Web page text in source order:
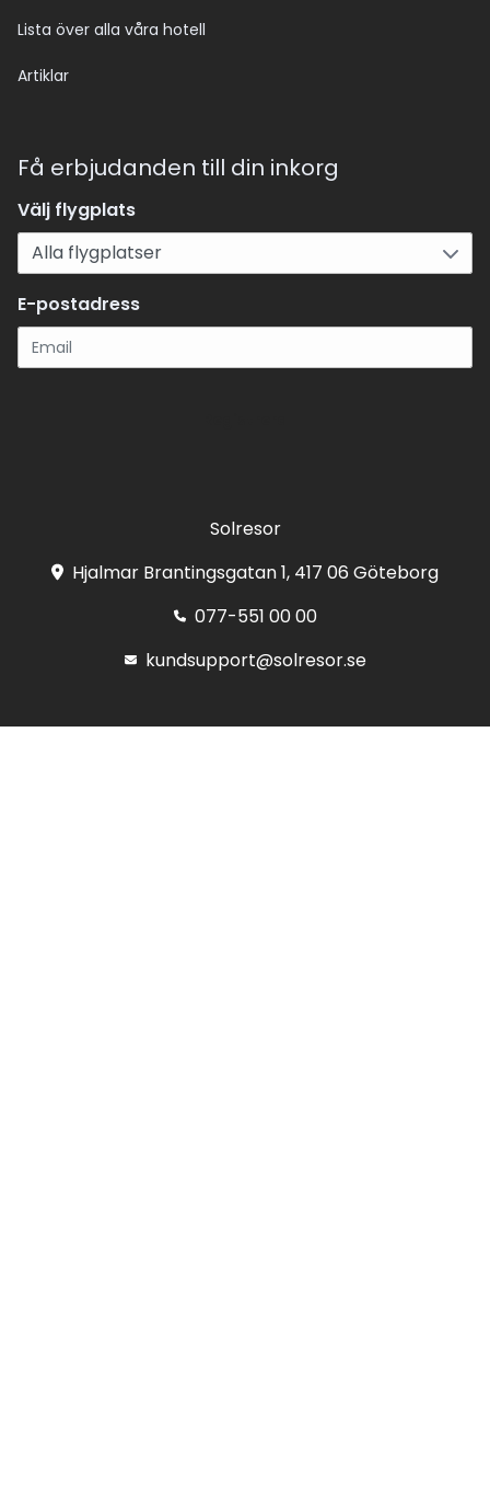
Lista över alla våra hotell
Artiklar
Få erbjudanden till din inkorg
Välj flygplats
E-postadress
Solresor
Hjalmar Brantingsgatan 1, 417 06 Göteborg
077-551 00 00
kundsupport@solresor.se